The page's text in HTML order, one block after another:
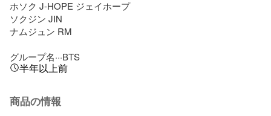
ホソク J-HOPE ジェイホープ
ソクジン JIN
ナムジュン RM
グループ名···BTS
半年以上前
商品の情報